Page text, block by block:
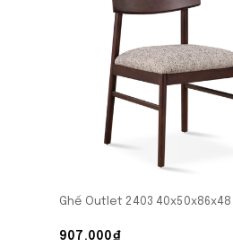
Ghế Outlet 2403 40x50x86x48
907.000₫